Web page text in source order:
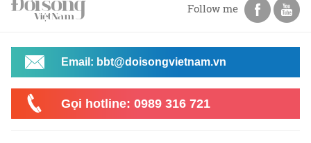
Follow me
Email: bbt@doisongvietnam.vn
Gọi hotline: 0989 316 721